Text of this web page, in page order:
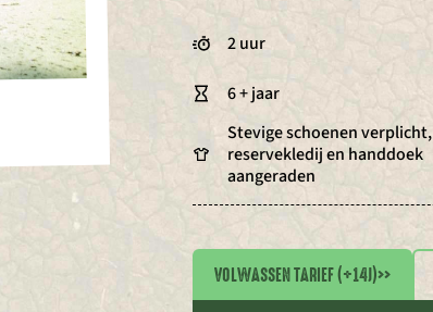
2 uur
6 + jaar
Stevige schoenen verplicht,
reservekledij en handdoek
aangeraden
VOLWASSEN TARIEF (+14J)>>